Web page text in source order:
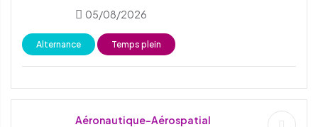
05/08/2026
Alternance Temps plein
Aéronautique-Aérospatial